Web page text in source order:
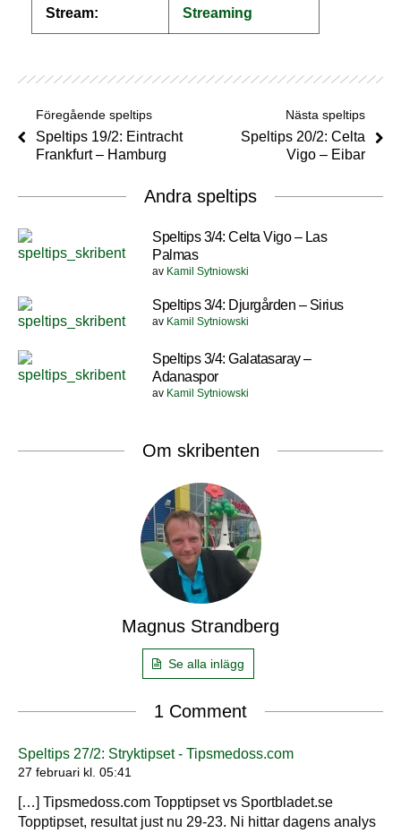
Stream: Streaming
Föregående speltips
Speltips 19/2: Eintracht
Frankfurt – Hamburg
Nästa speltips
Speltips 20/2: Celta
Vigo – Eibar
Andra speltips
Speltips 3/4: Celta Vigo – Las
Palmas
av Kamil Sytniowski
Speltips 3/4: Djurgården – Sirius
av Kamil Sytniowski
Speltips 3/4: Galatasaray –
Adanaspor
av Kamil Sytniowski
Om skribenten
Magnus Strandberg
Se alla inlägg
1 Comment
Speltips 27/2: Stryktipset - Tipsmedoss.com
27 februari kl. 05:41
[…] Tipsmedoss.com Topptipset vs Sportbladet.se
Topptipset, resultat just nu 29-23. Ni hittar dagens analys